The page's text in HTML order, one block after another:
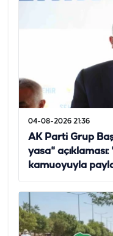
04-08-2026 21:36
AK Parti Grup
yasa"
kamuoyuyla